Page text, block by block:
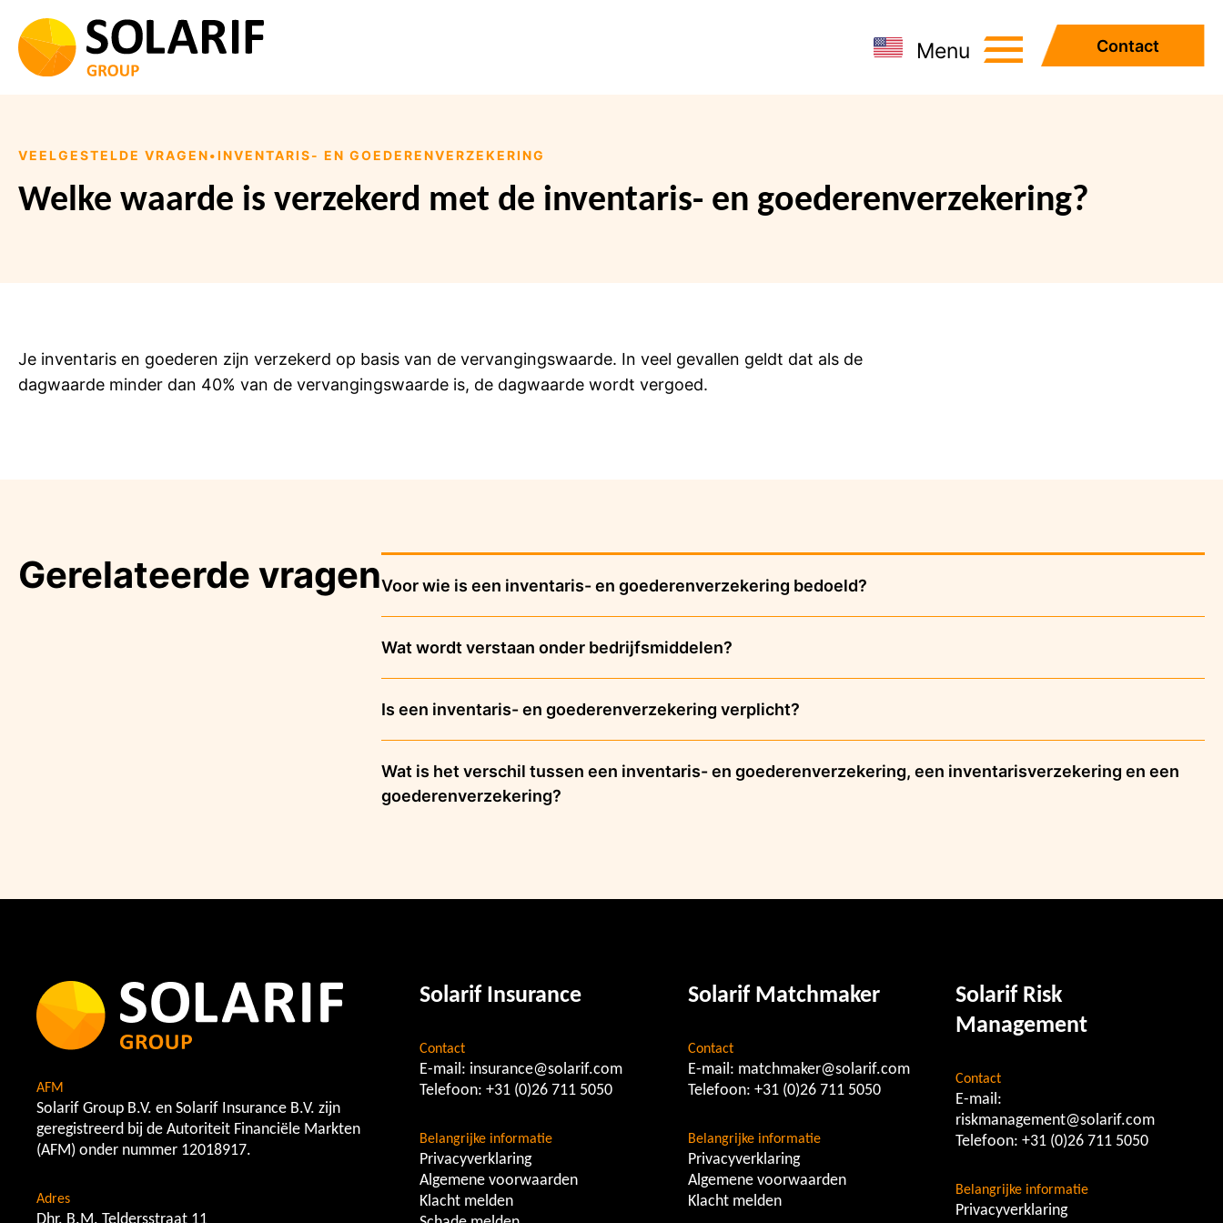
naar
Menu Contact
VEELGESTELDE VRAGEN•INVENTARIS- EN GOEDERENVERZEKERING
Welke waarde is verzekerd met de inventaris- en goederenverzekering?
Je inventaris en goederen zijn verzekerd op basis van de vervangingswaarde. In veel gevallen geldt dat als de
dagwaarde minder dan 40% van de vervangingswaarde is, de dagwaarde wordt vergoed.
Gerelateerde vragenVoor wie is een inventaris- en goederenverzekering bedoeld?
Wat wordt verstaan onder bedrijfsmiddelen?
Is een inventaris- en goederenverzekering verplicht?
Wat is het verschil tussen een inventaris- en goederenverzekering, een inventarisverzekering en een
goederenverzekering?
AFM
Solarif Group B.V. en Solarif Insurance B.V. zijn
geregistreerd bij de Autoriteit Financiële Markten
(AFM) onder nummer 12018917.
Adres
Solarif Insurance
Contact
E-mail: insurance@solarif.com
Telefoon:+31 (0)26 711 5050
Belangrijke informatie
Privacyverklaring
Algemene voorwaarden
Klacht melden
Solarif Matchmaker
Contact
E-mail: matchmaker@solarif.com
Telefoon: +31 (0)26 711 5050
Belangrijke informatie
Privacyverklaring
Algemene voorwaarden
Klacht melden
Solarif Risk
Management
Contact
E-mail:
riskmanagement@solarif.com
Telefoon: +31 (0)26 711 5050
Belangrijke informatie
Privacyverklaring